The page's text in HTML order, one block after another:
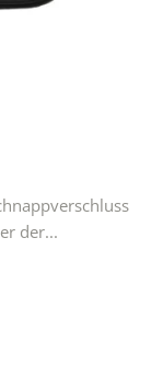
der...